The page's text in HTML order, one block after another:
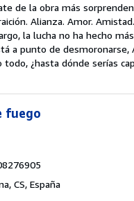
de la obra más
Alianza. Amor.
la lucha no ha hecho
a punto de
¿hasta dónde serías
fuego
CS, España